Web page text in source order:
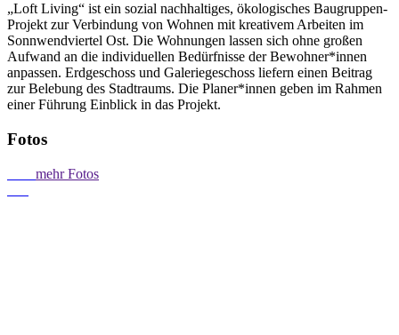
„Loft Living“ ist ein sozial nachhaltiges, ökologisches Baugruppen-
Projekt zur Verbindung von Wohnen mit kreativem Arbeiten im
Sonnwendviertel Ost. Die Wohnungen lassen sich ohne großen
Aufwand an die individuellen Bedürfnisse der Bewohner*innen
anpassen. Erdgeschoss und Galeriegeschoss liefern einen Beitrag
zur Belebung des Stadtraums. Die Planer*innen geben im Rahmen
einer Führung Einblick in das Projekt.
Fotos
mehr Fotos